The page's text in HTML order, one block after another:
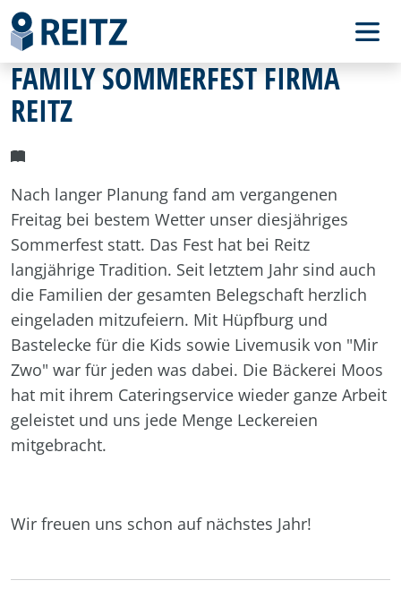
FAMILY SOMMERFEST FIRMA
REITZ
Nach langer Planung fand am vergangenen
Freitag bei bestem Wetter unser diesjähriges
Sommerfest statt. Das Fest hat bei Reitz
langjährige Tradition. Seit letztem Jahr sind auch
die Familien der gesamten Belegschaft herzlich
eingeladen mitzufeiern. Mit Hüpfburg und
Bastelecke für die Kids sowie Livemusik von "Mir
Zwo" war für jeden was dabei. Die Bäckerei Moos
hat mit ihrem Cateringservice wieder ganze Arbeit
geleistet und uns jede Menge Leckereien
mitgebracht.
Wir freuen uns schon auf nächstes Jahr!